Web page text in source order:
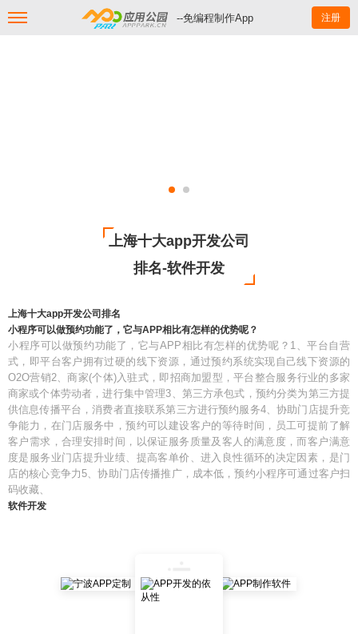
--免编程制作App 注册
上海十大app开发公司
排名-软件开发
上海十大app开发公司排名
小程序可以做预约功能了，它与APP相比有怎样的优势呢？
小程序可以做预约功能了，它与APP相比有怎样的优势呢？1、平台自营
式，即平台客户拥有过硬的线下资源，通过预约系统实现自己线下资源的
O2O营销2、商家(个体)入驻式，即招商加盟型，平台整合服务行业的多家
商家或个体劳动者，进行集中管理3、第三方承包式，预约分类为第三方提
供信息传播平台，消费者直接联系第三方进行预约服务4、协助门店提升竞
争能力，在门店服务中，预约可以建设客户的等待时间，员工可提前了解
客户需求，合理安排时间，以保证服务质量及客人的满意度，而客户满意
度是服务业门店提升业绩、提高客单价、进入良性循环的决定因素，是门
店的核心竞争力5、协助门店传播推广，成本低，预约小程序可通过客户扫
码收藏、
软件开发